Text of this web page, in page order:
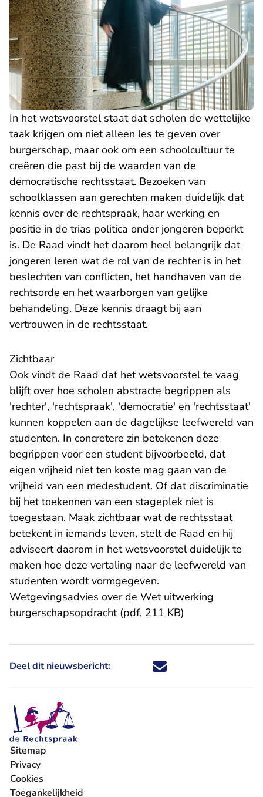
In het wetsvoorstel staat dat scholen de wettelijke
taak krijgen om niet alleen les te geven over
burgerschap, maar ook om een schoolcultuur te
creëren die past bij de waarden van de
democratische rechtsstaat. Bezoeken van
schoolklassen aan gerechten maken duidelijk dat
kennis over de rechtspraak, haar werking en
positie in de trias politica onder jongeren beperkt
is. De Raad vindt het daarom heel belangrijk dat
jongeren leren wat de rol van de rechter is in het
beslechten van conflicten, het handhaven van de
rechtsorde en het waarborgen van gelijke
behandeling. Deze kennis draagt bij aan
vertrouwen in de rechtsstaat.
Zichtbaar
Ook vindt de Raad dat het wetsvoorstel te vaag
blijft over hoe scholen abstracte begrippen als
'rechter', 'rechtspraak', 'democratie' en 'rechtsstaat'
kunnen koppelen aan de dagelijkse leefwereld van
studenten. In concretere zin betekenen deze
begrippen voor een student bijvoorbeeld, dat
eigen vrijheid niet ten koste mag gaan van de
vrijheid van een medestudent. Of dat discriminatie
bij het toekennen van een stageplek niet is
toegestaan. Maak zichtbaar wat de rechtsstaat
betekent in iemands leven, stelt de Raad en hij
adviseert daarom in het wetsvoorstel duidelijk te
maken hoe deze vertaling naar de leefwereld van
studenten wordt vormgegeven.
Wetgevingsadvies over de Wet uitwerking
burgerschapsopdracht (pdf, 211 KB)
Deel dit nieuwsbericht: Deel dit nieuwsbericht via X -
Deel dit nieuwsbericht via
Deel dit nieuwsbericht
Deel dit
Sitemap
Privacy
Cookies
Toegankelijkheid